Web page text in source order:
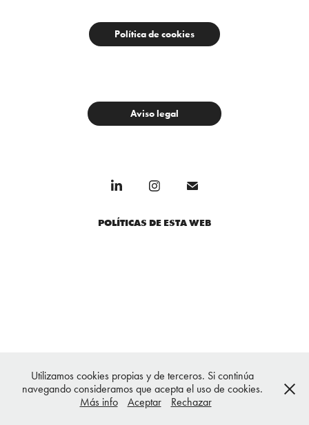
Política de cookies
Aviso legal
POLÍTICAS DE ESTA WEB
Utilizamos cookies propias y de terceros. Si continúa
navegando consideramos que acepta el uso de cookies.
Más info
Aceptar Rechazar